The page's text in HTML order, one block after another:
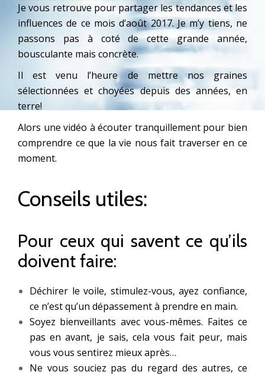
Je vous retrouve pour partager les tendances et les
influences de ce mois d’août 2017. Je m’y tiens, ne
passons pas à coté de cette grande année,
bousculante mais concrète.
Il est venu l’heure de mettre nos graines
sélectionnées et choyées depuis des années, en
terre!
Alors une vidéo à écouter tranquillement pour bien
comprendre ce que la vie nous fait traverser en ce
moment.
Conseils utiles:
Pour ceux qui savent ce qu’ils
doivent faire:
Déchirer le voile, stimulez-vous, ayez confiance,
ce n’est qu’un dépassement à prendre en main.
Soyez bienveillants avec vous-mêmes. Faites ce
pas en avant, je sais, cela vous fait peur, mais
vous vous sentirez mieux après…
Ne vous souciez pas du regard des autres, ce